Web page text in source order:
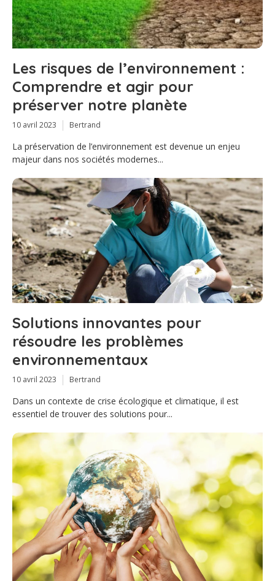
Les risques de l’environnement :
Comprendre et agir pour
préserver notre planète
10 avril 2023 Bertrand
La préservation de l’environnement est devenue un enjeu
majeur dans nos sociétés modernes...
Solutions innovantes pour
résoudre les problèmes
environnementaux
10 avril 2023 Bertrand
Dans un contexte de crise écologique et climatique, il est
essentiel de trouver des solutions pour...